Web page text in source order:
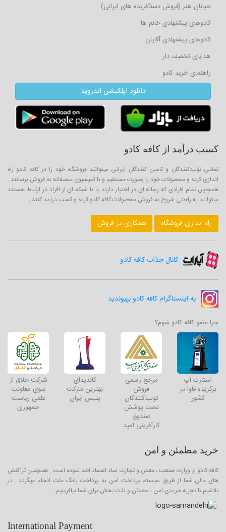
خیابان هنر (فروش دستآفریده های ایرانی)
کادوهای پیشنهادی خانم ها
کادوهای پیشنهادی آقایان
هدایای تخفیف دار
راهنمای خرید کادو
دانلود اپلکیشن اندروید
کسب درآمد از کافه کادو
تمامی تولیدکنندگان و تامین کنندگان ایرانی میتوانند فروشگاه خود را در کافه کادو راه
اندازی کرده و محصولات خود را بصورت مستقیم و با کمیسیون منصفانه به فروش برسانند .
همچنین تمام افرادی که رسانه ای در اختیار دارند یا با شبکه ای از افراد در ارتباط هستند
میتوانند به راحتی شروع به فروش محصولات کافه کادو کرده و کسب درآمد کنند .
راه اندازی فروشگاه همکاری در فروش
به اینستاگرام کافه کادو بپیوندید
کانال جذاب کافه کادو
چرا عضو کافه کادو شوم؟
استارت آپ
برگزیده فاوا در
کشور
مرجع رسمی
فروش
تولیدکنندگان
تحت پوشش
صندوق
کارآفرینی امید
کاندیدای
بهترین مارکت
پلیس ایران
شرکت خلاق از
سوی معاونت
علمی ریاست
جمهوری
خرید مطمئن و امن
کافه کادو از وزارت صنعت ، معدن و تجارت نماد اعتماد اخذ نموده است . همچنین تراکنش
های مالی شما از طریق سیستم پرداخت امن به پرداخت بانک ملت انجام میگردد . در
تلاشیم تا تجربه خریدی امن ، مطمئن و لذت بخش برای شما بیافرینیم .
International Payment